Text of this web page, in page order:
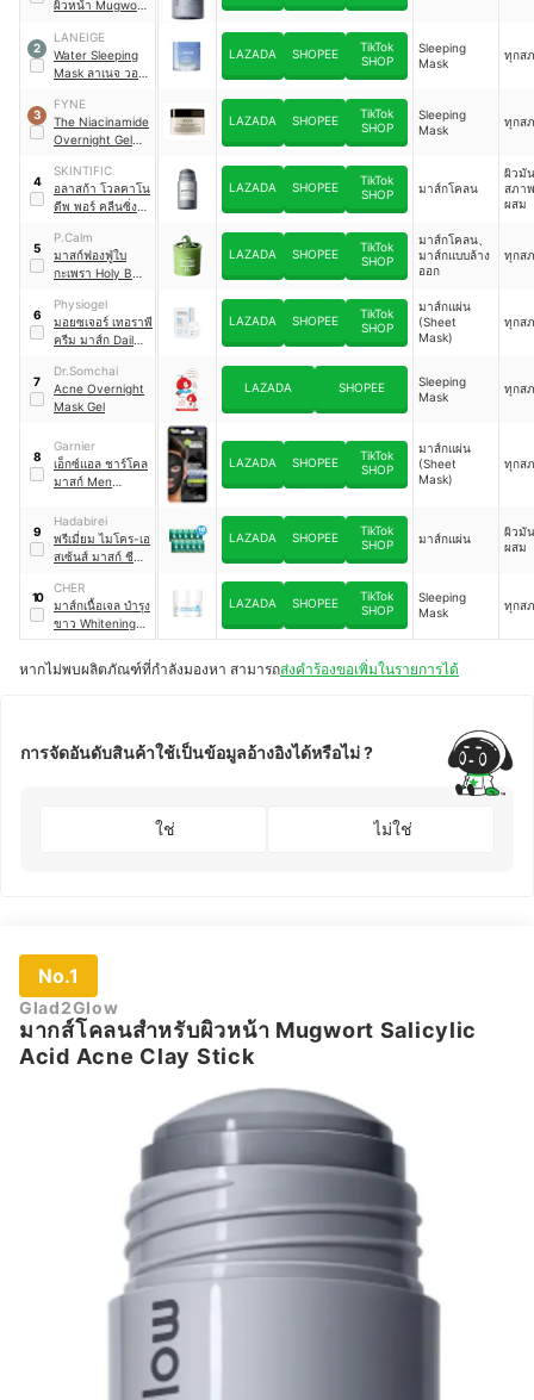
ผิวหน้า Mugwort
Acne Clay Stick
2
LANEIGE
Water Sleeping
Mask ลาเนจ วอ
อีเอ็กซ์
LAZADA SHOPEE
TikTok
SHOP
Sleeping
Mask
ทุกส
3
FYNE
The Niacinamide
Overnight Gel
LAZADA SHOPEE
TikTok
SHOP
Sleeping
Mask
ทุกส
4
SKINTIFIC
อลาสก้า โวลคาโน
ดีพ พอร์ คลีนซิ่ง
Alaska Volcano
Clay Mask Stick
LAZADA SHOPEE
TikTok
SHOP
มาส์กโคลน
ผิวมั
สภา
ผสม
5
P.Calm
มาสก์ฟองฟู่ใบ
กะเพรา Holy Basil
Mask
LAZADA SHOPEE
TikTok
SHOP
มาส์กโคลน、
มาส์กแบบล้าง
ออก
ทุกส
6
Physiogel
มอยซเจอร์ เทอราพี
ครีม มาส์ก Daily
Therapy Cream
Mask
LAZADA SHOPEE
TikTok
SHOP
มาส์กแผ่น
(Sheet
Mask)
ทุกส
7
Dr.Somchai
Acne Overnight
Mask Gel
LAZADA SHOPEE
Sleeping
Mask
ทุกส
8
Garnier
เอ็กซ์แอล ชาร์โคล
มาสก์ Men
Turbo Bright
LAZADA SHOPEE
TikTok
SHOP
มาส์กแผ่น
(Sheet
Mask)
ทุกส
9
Hadabirei
พรีเมี่ยม ไมโคร-เอ
สเซ้นส์ มาสก์ ชีท
Care Micro -
Essence Mask
Sheet
LAZADA SHOPEE
TikTok
SHOP
มาส์กแผ่น
ผิวมั
ผสม
10
CHER
มาส์กเนื้อเจล บำรุง
ขาว Whitening
Solution Sleeping
LAZADA SHOPEE
TikTok
SHOP
Sleeping
Mask
ทุกส
หากไม่พบผลิตภัณฑ์ที่กำลังมองหา สามารถส่งคำร้องขอเพิ่มในรายการได้
การจัดอันดับสินค้าใช้เป็นข้อมูลอ้างอิงได้หรือไม่ ?
ใช่ ไม่ใช่
No.1
Glad2Glow
มากส์โคลนสำหรับผิวหน้า Mugwort Salicylic
Acid Acne Clay Stick